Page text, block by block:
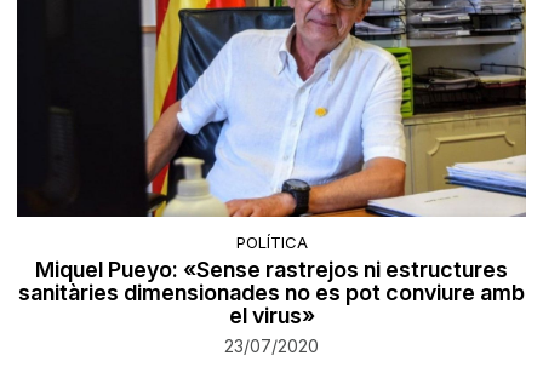
POLÍTICA
Miquel Pueyo: «Sense rastrejos ni estructures
sanitàries dimensionades no es pot conviure amb
el virus»
23/07/2020